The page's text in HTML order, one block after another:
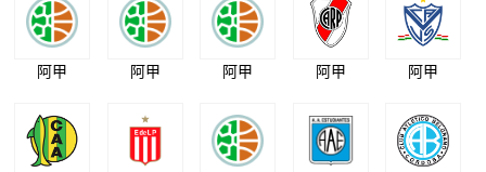
阿甲 阿甲 阿甲 阿甲 阿甲